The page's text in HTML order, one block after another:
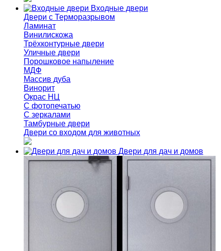
Входные двери
Двери с Терморазрывом
Ламинат
Винилискожа
Трёхконтурные двери
Уличные двери
Порошковое напыление
МДФ
Массив дуба
Винорит
Окрас НЦ
С фотопечатью
С зеркалами
Тамбурные двери
Двери со входом для животных
Двери для дач и домов